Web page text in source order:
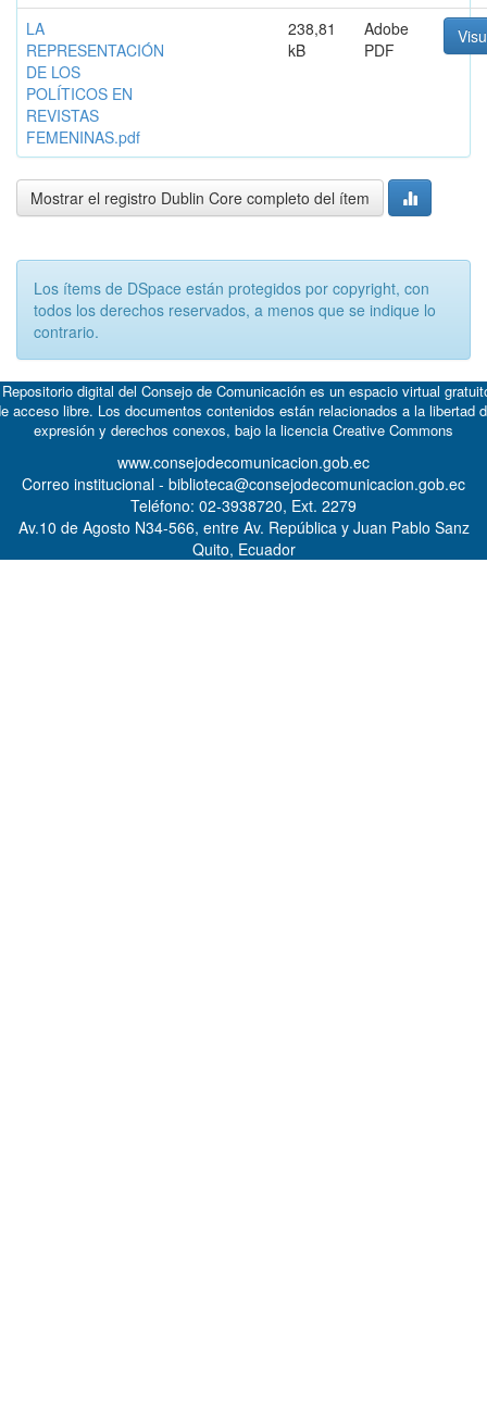
LA
REPRESENTACIÓN
DE LOS
POLÍTICOS EN
REVISTAS
FEMENINAS.pdf
238,81
kB
Adobe
PDF
Mostrar el registro Dublin Core completo del ítem
Los ítems de DSpace están protegidos por copyright, con
todos los derechos reservados, a menos que se indique lo
contrario.
digital del Consejo de Comunicación es un espacio virtual
acceso libre. Los documentos contenidos están relacionados a la libertad
expresión y derechos conexos, bajo la licencia Creative Commons
www.consejodecomunicacion.gob.ec
Correo institucional - biblioteca@consejodecomunicacion.gob.ec
Teléfono: 02-3938720, Ext. 2279
Av.10 de Agosto N34-566, entre Av. República y Juan Pablo Sanz
Quito, Ecuador